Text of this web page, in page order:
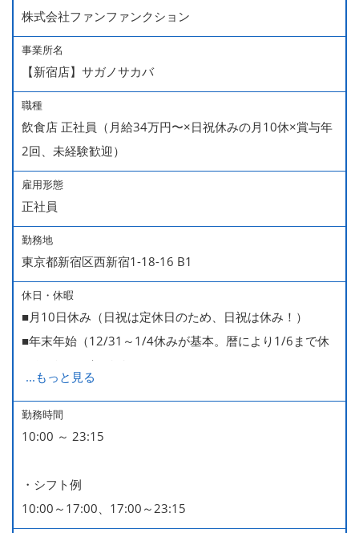
株式会社ファンファンクション
事業所名
【新宿店】サガノサカバ
職種
飲食店 正社員（月給34万円〜×日祝休みの月10休×賞与年
2回、未経験歓迎）
雇用形態
正社員
勤務地
東京都新宿区西新宿1-18-16 B1
休日・休暇
■月10日休み（日祝は定休日のため、日祝は休み！）
■年末年始（12/31～1/4休みが基本。暦により1/6まで休
みなどもございます）
■GW・お盆（暦通り）
■有給休暇
■慶弔休暇
率100％ ＊2023～2025年実績）
...もっと見る
勤務時間
10:00 ～ 23:15
・シフト例
10:00～17:00、17:00～23:15